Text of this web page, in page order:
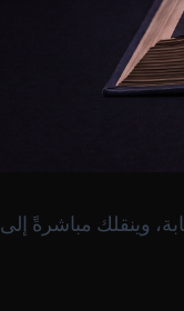
وينقلك مباشرةً إلى